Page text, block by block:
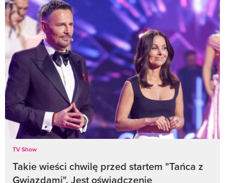
TV Show
Takie wieści chwilę przed startem "Tańca z
Gwiazdami". Jest oświadczenie